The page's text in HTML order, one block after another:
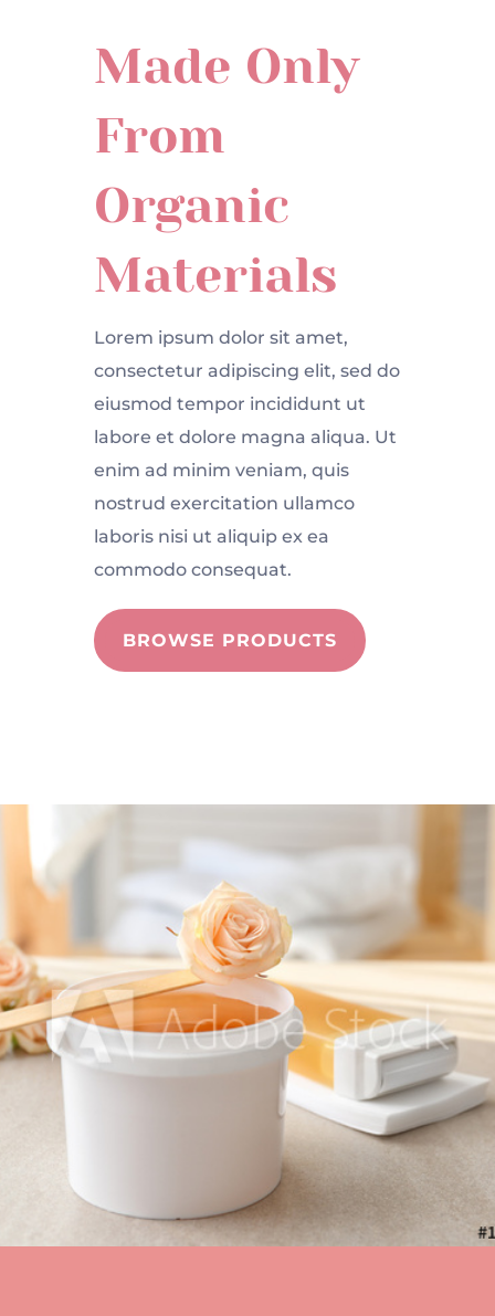
Made Only
From
Organic
Materials
Lorem ipsum dolor sit amet,
consectetur adipiscing elit, sed do
eiusmod tempor incididunt ut
labore et dolore magna aliqua. Ut
enim ad minim veniam, quis
nostrud exercitation ullamco
laboris nisi ut aliquip ex ea
commodo consequat.
BROWSE PRODUCTS